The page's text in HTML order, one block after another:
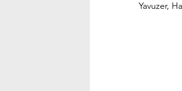
Yavuzer,